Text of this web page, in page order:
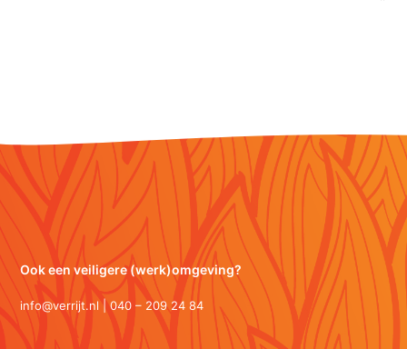
Ook een veiligere (werk)omgeving?
info@verrijt.nl | 040 – 209 24 84